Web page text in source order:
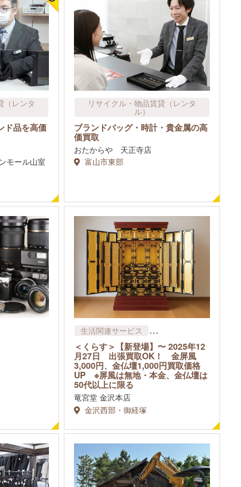
（レンタ
ド品を高価
モール山室
リサイクル・物品賃貸​（レンタ
ル）
ブランドバッグ・時計・貴金属の高
価買取
おたからや 天正寺店
富山市東部
レンタ
生活関連サービス
リサイクル・物品賃貸​（レンタ
ル）
ハウスクリーニング
＜くらす＞【新登場】〜 2025年12
月27日 出張買取OK！ 金屏風
3,000円、金仏壇1,000円買取価格
UP ※屏風は無地・本金、金仏壇は
50代以上に限る
竜宮堂 金沢本店
金沢西部・御経塚